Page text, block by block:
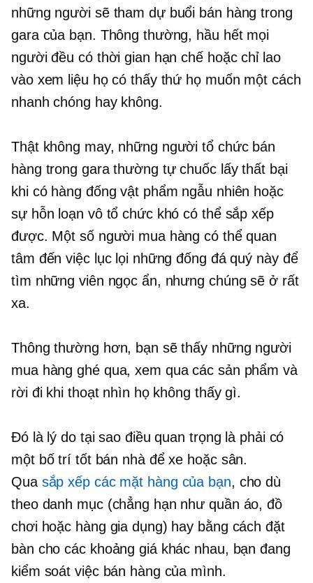
những người sẽ tham dự buổi bán hàng trong
gara của bạn. Thông thường, hầu hết mọi
người đều có thời gian hạn chế hoặc chỉ lao
vào xem liệu họ có thấy thứ họ muốn một cách
nhanh chóng hay không.
Thật không may, những người tổ chức bán
hàng trong gara thường tự chuốc lấy thất bại
khi có hàng đống vật phẩm ngẫu nhiên hoặc
sự hỗn loạn vô tổ chức khó có thể sắp xếp
được. Một số người mua hàng có thể quan
tâm đến việc lục lọi những đống đá quý này để
tìm những viên ngọc ẩn, nhưng chúng sẽ ở rất
xa.
Thông thường hơn, bạn sẽ thấy những người
mua hàng ghé qua, xem qua các sản phẩm và
rời đi khi thoạt nhìn họ không thấy gì.
Đó là lý do tại sao điều quan trọng là phải có
một bố trí tốtbán nhà để xe hoặc sân.
Qua sắp xếp các mặt hàng của bạn, cho dù
theo danh mục (chẳng hạn như quần áo, đồ
chơi hoặc hàng gia dụng) hay bằng cách đặt
bàn cho các khoảng giá khác nhau, bạn đang
kiểm soát việc bán hàng của mình.